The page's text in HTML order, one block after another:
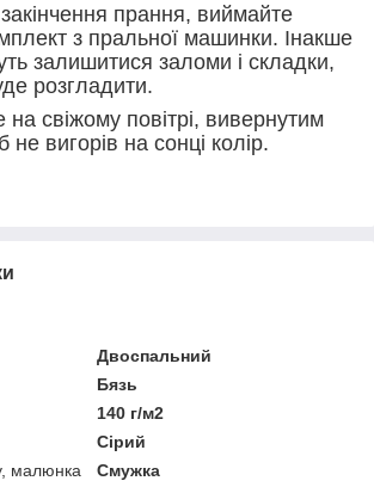
прання, виймайте
з пральної машинки. Інакше
залишитися заломи і складки,
розгладити.
свіжому повітрі, вивернутим
не вигорів на сонці колір.
Двоспальний
Бязь
140 г/м2
Сірий
малюнка
Смужка